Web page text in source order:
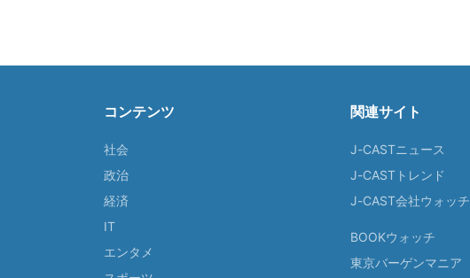
コンテンツ
社会
政治
経済
IT
エンタメ
関連サイト
J-CASTニュース
J-CASTトレンド
J-CAST会社ウォッチ
BOOKウォッチ
東京バーゲンマニア